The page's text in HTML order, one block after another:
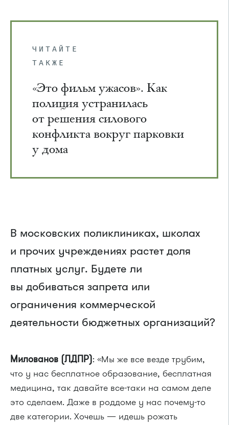
ЧИТАЙТЕ
ТАКЖЕ
«Это фильм ужасов». Как
полиция устранилась
от решения силового
конфликта вокруг парковки
у дома
В московских поликлиниках, школах
и прочих учреждениях растет доля
платных услуг. Будете ли
вы добиваться запрета или
ограничения коммерческой
деятельности бюджетных организаций?
Милованов (ЛДПР): «Мы же все везде трубим,
что у нас бесплатное образование, бесплатная
медицина, так давайте все-таки на самом деле
это сделаем. Даже в роддоме у нас почему-то
две категории. Хочешь — идешь рожать